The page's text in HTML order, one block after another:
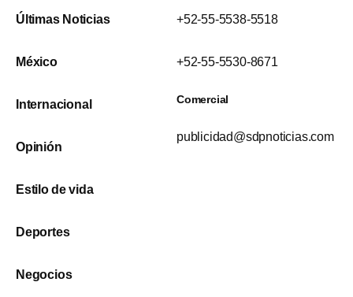
Últimas Noticias
México
Internacional
Opinión
Estilo de vida
Deportes
Negocios
+52-55-5538-5518
+52-55-5530-8671
Comercial
publicidad@sdpnoticias.com